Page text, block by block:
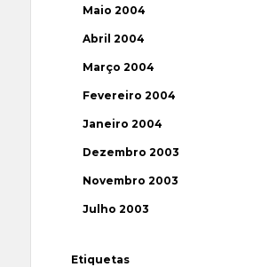
Maio 2004
Abril 2004
Março 2004
Fevereiro 2004
Janeiro 2004
Dezembro 2003
Novembro 2003
Julho 2003
Etiquetas